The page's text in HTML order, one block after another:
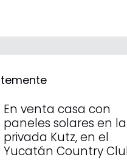
En venta casa con
paneles solares en la
privada Kutz, en el
Yucatán Country